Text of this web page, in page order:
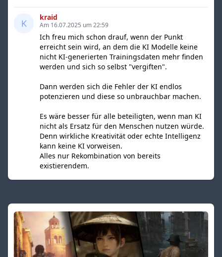
kraid
Am 16.07.2025 um 22:59
Ich freu mich schon drauf, wenn der Punkt
erreicht sein wird, an dem die KI Modelle keine
nicht KI-generierten Trainingsdaten mehr finden
werden und sich so selbst "vergiften".
Dann werden sich die Fehler der KI endlos
potenzieren und diese so unbrauchbar machen.
Es wäre besser für alle beteiligten, wenn man KI
nicht als Ersatz für den Menschen nutzen würde.
Denn wirkliche Kreativität oder echte Intelligenz
kann keine KI vorweisen.
Alles nur Rekombination von bereits
existierendem.